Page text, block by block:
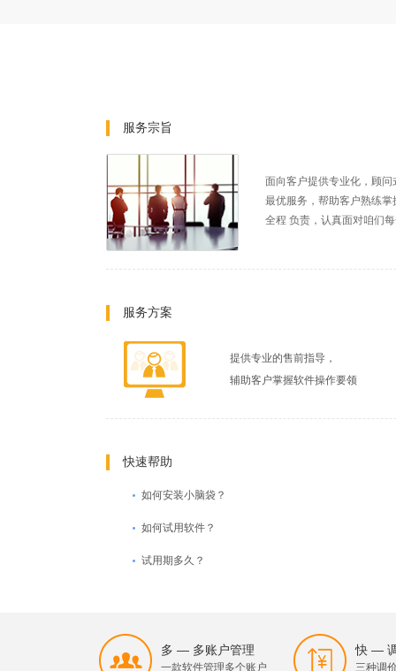
服务宗旨
面向客户提供专业化，顾
最优服务，帮助客户熟练
全程 负责，认真面对咱们
服务方案
提供专业的售前指导，
辅助客户掌握软件操作要领
快速帮助
如何安装小脑袋？
如何试用软件？
试用期多久？
多 — 多账户管理
一款软件管理多个账户
快 —
三种调